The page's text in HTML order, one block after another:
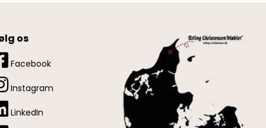
os
Facebook
Instagram
LinkedIn